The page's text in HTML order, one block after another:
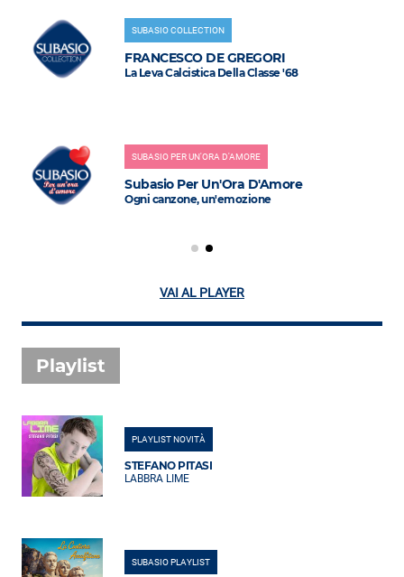
SUBASIO COLLECTION
FRANCESCO DE GREGORI
La Leva Calcistica Della Classe '68
SUBASIO PER UN'ORA D'AMORE
Subasio Per Un'Ora D'Amore
Ogni canzone, un'emozione
VAI AL PLAYER
Playlist
PLAYLIST NOVITÀ
STEFANO PITASI
LABBRA LIME
SUBASIO PLAYLIST